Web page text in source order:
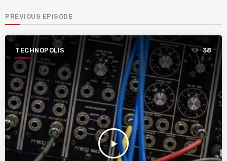
PREVIOUS EPISODE
TECHNOPOLIS
play_arrow
38